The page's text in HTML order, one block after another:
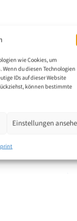
wie Cookies, um
du diesen Technologien
IDs auf dieser Website
können bestimmte
Einstellungen